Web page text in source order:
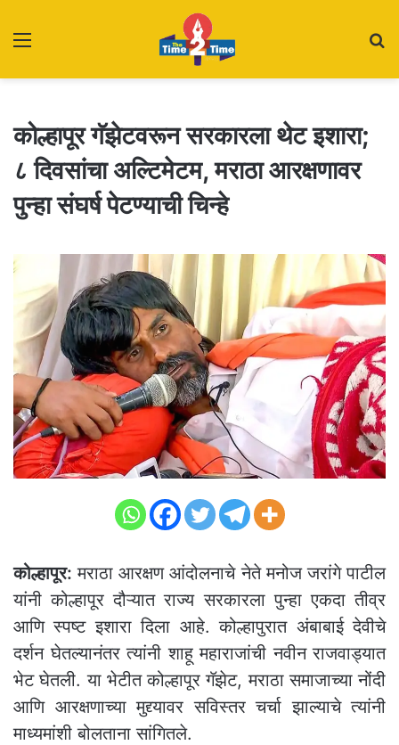
कोल्हापूर गॅझेटवरून सरकारला थेट इशारा;
८ दिवसांचा अल्टिमेटम, मराठा आरक्षणावर
पुन्हा संघर्ष पेटण्याची चिन्हे
कोल्हापूर: मराठा आरक्षण आंदोलनाचे नेते मनोज जरांगे पाटील
यांनी कोल्हापूर दौऱ्यात राज्य सरकारला पुन्हा एकदा तीव्र
आणि स्पष्ट इशारा दिला आहे. कोल्हापुरात अंबाबाई देवीचे
दर्शन घेतल्यानंतर त्यांनी शाहू महाराजांची नवीन राजवाड्यात
भेट घेतली. या भेटीत कोल्हापूर गॅझेट, मराठा समाजाच्या नोंदी
आणि आरक्षणाच्या मुद्द्यावर सविस्तर चर्चा झाल्याचे त्यांनी
माध्यमांशी बोलताना सांगितले.